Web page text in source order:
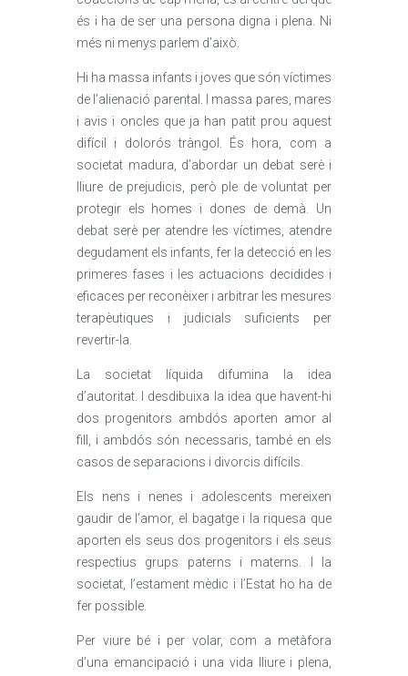
és i ha de ser una persona digna i plena. Ni
més ni menys parlem d’això.
Hi ha massa infants i joves que són víctimes
de l’alienació parental. I massa pares, mares
i avis i oncles que ja han patit prou aquest
difícil i dolorós tràngol. És hora, com a
societat madura, d’abordar un debat serè i
lliure de prejudicis, però ple de voluntat per
protegir els homes i dones de demà. Un
debat serè per atendre les víctimes, atendre
degudament els infants, fer la detecció en les
primeres fases i les actuacions decidides i
eficaces per reconèixer i arbitrar les mesures
terapèutiques i judicials suficients per
revertir-la.
La societat líquida difumina la idea
d’autoritat. I desdibuixa la idea que havent-hi
dos progenitors ambdós aporten amor al
fill, i ambdós són necessaris, també en els
casos de separacions i divorcis difícils.
Els nens i nenes i adolescents mereixen
gaudir de l’amor, el bagatge i la riquesa que
aporten els seus dos progenitors i els seus
respectius grups paterns i materns. I la
societat, l’estament mèdic i l’Estat ho ha de
fer possible.
Per viure bé i per volar, com a metàfora
d’una emancipació i una vida lliure i plena,